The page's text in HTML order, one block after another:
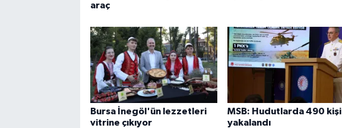
araç
Bursa İnegöl'ün lezzetleri
vitrine çıkıyor
MSB: Hudutlarda 490 kişi
yakalandı